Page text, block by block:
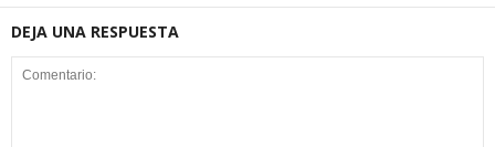
DEJA UNA RESPUESTA